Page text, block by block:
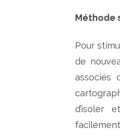
Méthode
Pour
de
associés
d’isoler